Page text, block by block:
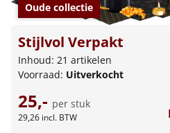
Oude collectie
Stijlvol Verpakt
Inhoud: 21 artikelen
Voorraad: Uitverkocht
25,- per stuk
29,26 incl. BTW